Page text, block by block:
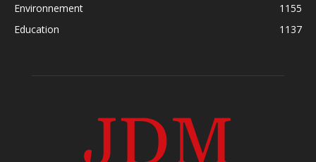
Environnement
1155
Education
1137